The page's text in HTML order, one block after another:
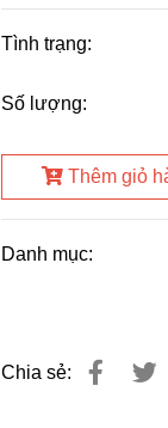
Tình trạng:
Số lượng:
Thêm giỏ
Danh mục:
Chia sẻ: